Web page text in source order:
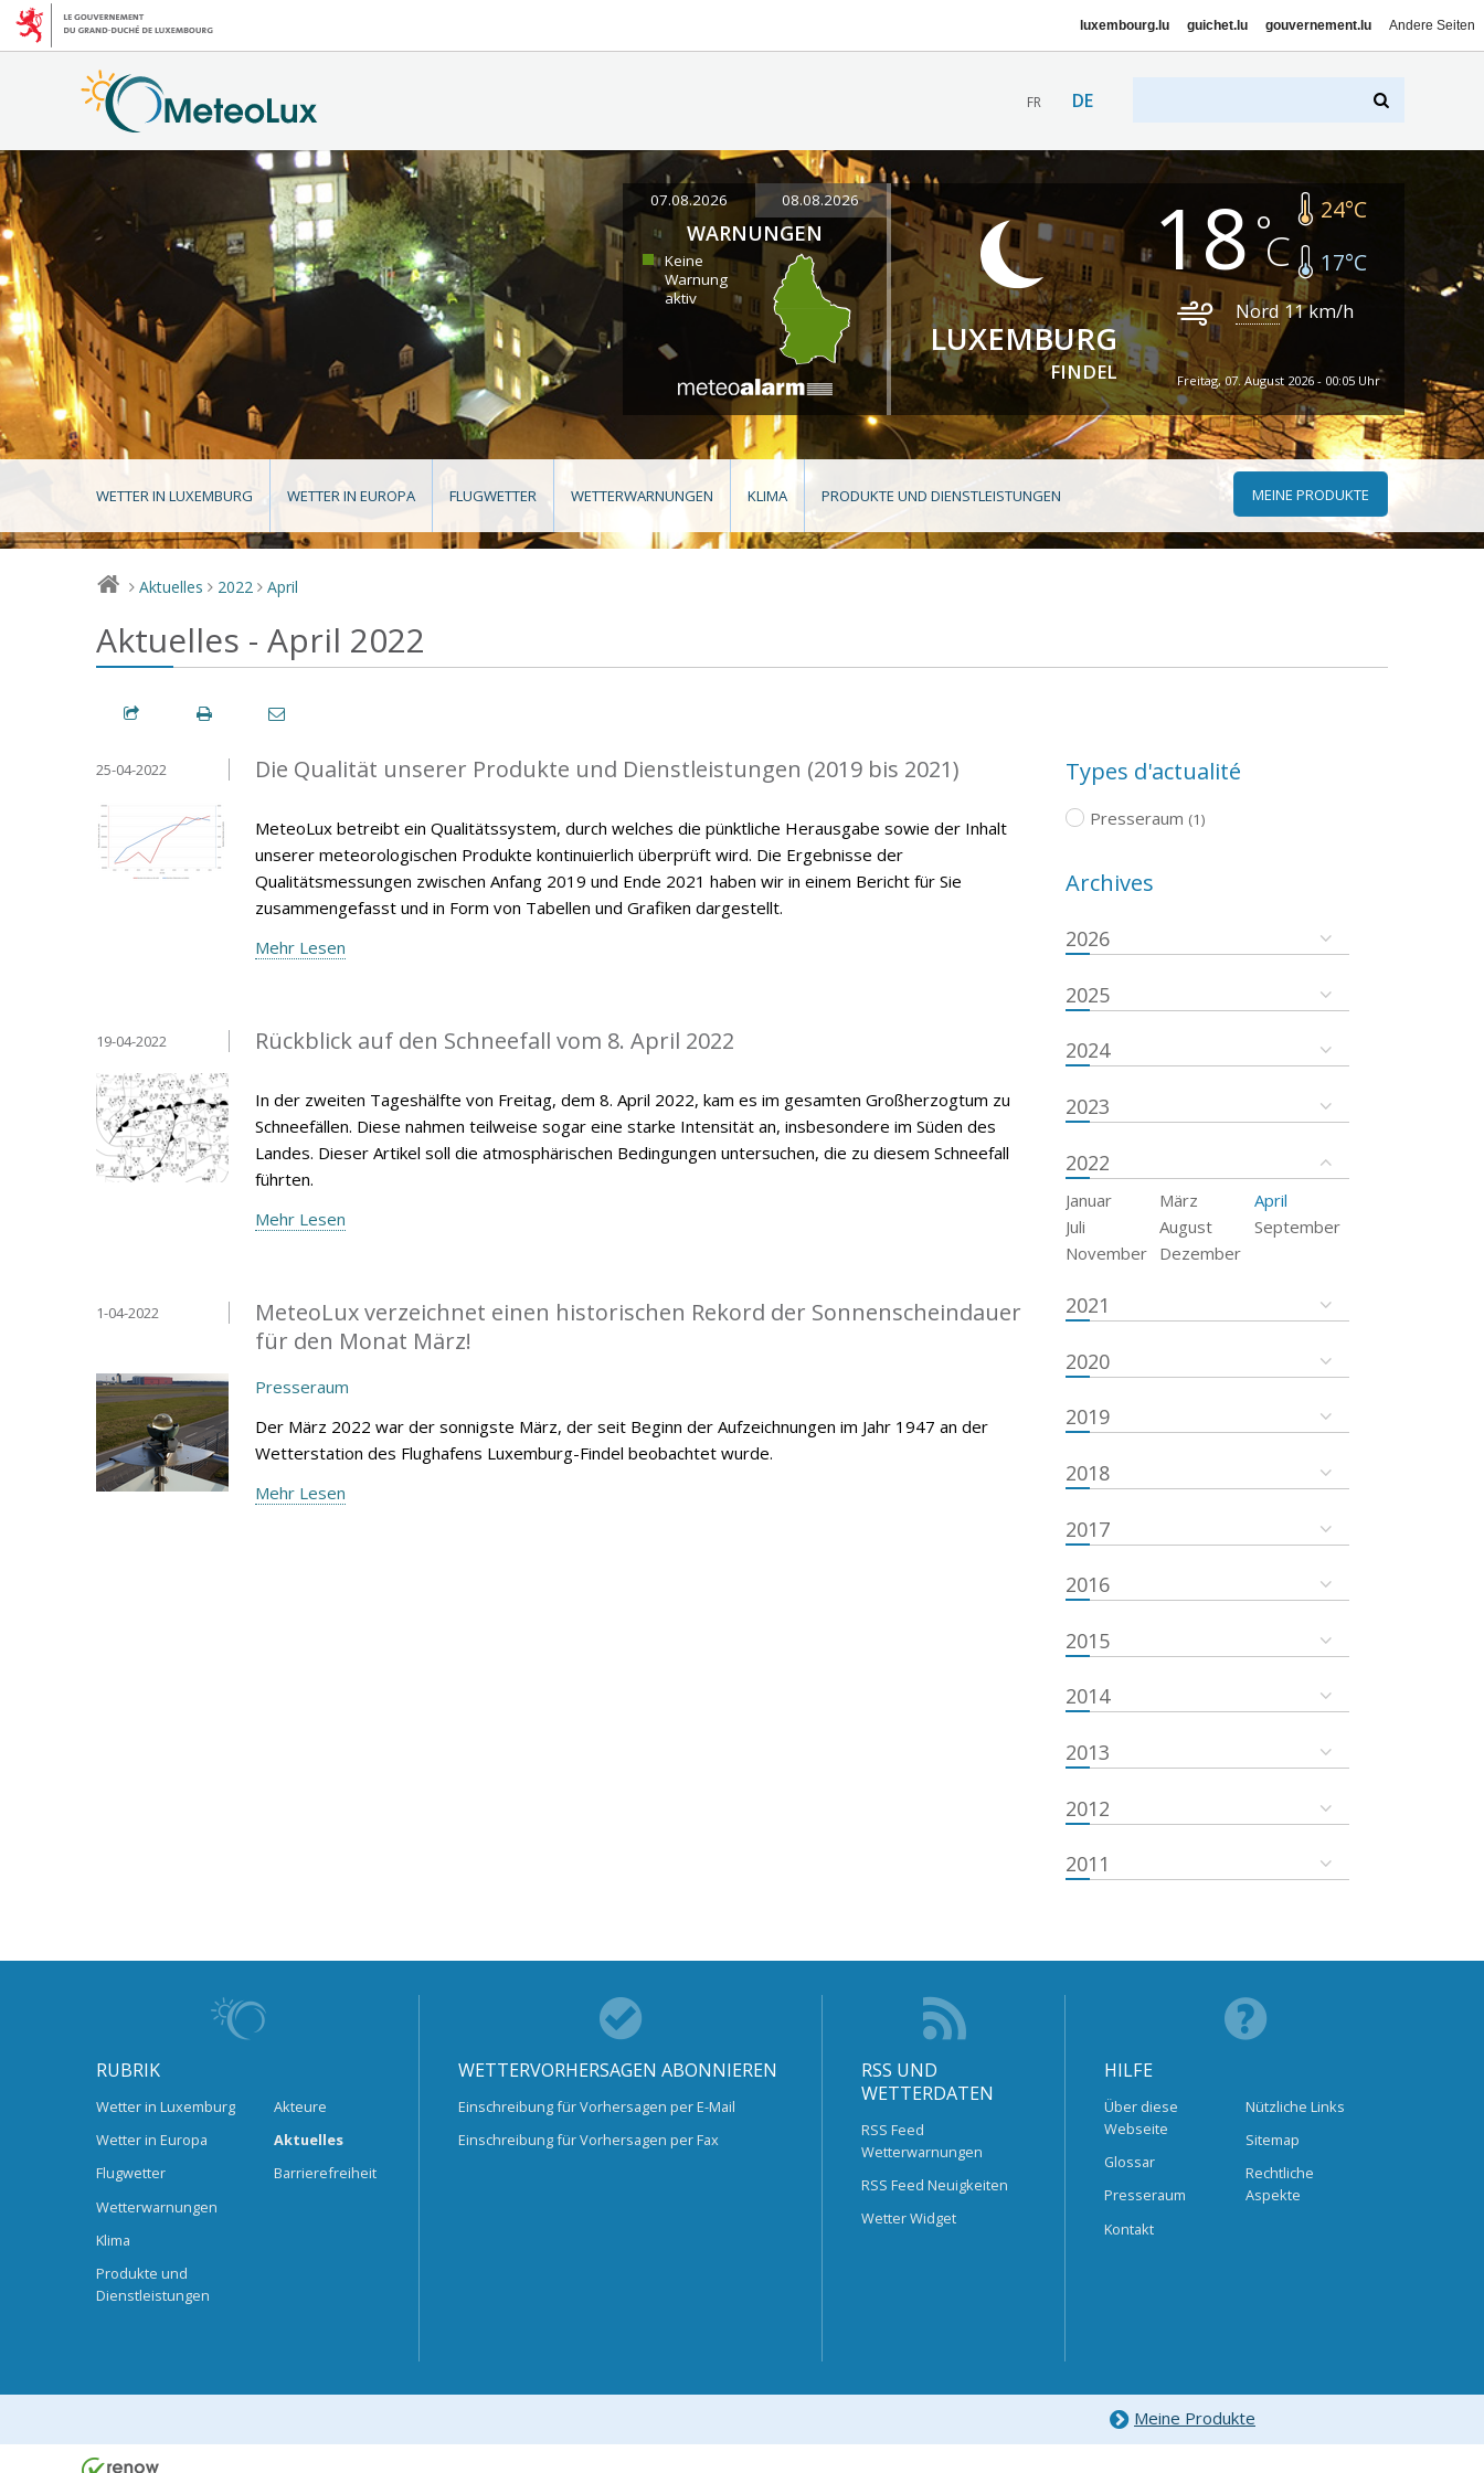
luxembourg.lu guichet.lu gouvernement.lu Andere Seiten
FR DE
07.08.2026 08.08.2026
WARNUNGEN
Keine
Warnung
aktiv
LUXEMBURG
FINDEL
18 24°C
17°C
Nord 11km/h
Freitag, 07. August 2026 - 00:05 Uhr
WETTER IN LUXEMBURG WETTER IN EUROPA FLUGWETTER WETTERWARNUNGEN KLIMA PRODUKTE UND DIENSTLEISTUNGEN MEINE PRODUKTE
> Aktuelles > 2022 > April
Aktuelles - April 2022
Die Qualität unserer Produkte und Dienstleistungen (2019 bis 2021)
25-04-2022
MeteoLux betreibt ein Qualitätssystem, durch welches die pünktliche Herausgabe sowie der Inhalt
unserer meteorologischen Produkte kontinuierlich überprüft wird. Die Ergebnisse der
Qualitätsmessungen zwischen Anfang 2019 und Ende 2021 haben wir in einem Bericht für Sie
zusammengefasst und in Form von Tabellen und Grafiken dargestellt.
Mehr Lesen
Rückblick auf den Schneefall vom 8. April 2022
19-04-2022
In der zweiten Tageshälfte von Freitag, dem 8. April 2022, kam es im gesamten Großherzogtum zu
Schneefällen. Diese nahmen teilweise sogar eine starke Intensität an, insbesondere im Süden des
Landes. Dieser Artikel soll die atmosphärischen Bedingungen untersuchen, die zu diesem Schneefall
führten.
Mehr Lesen
MeteoLux verzeichnet einen historischen Rekord der Sonnenscheindauer
für den Monat März!
1-04-2022
Presseraum
Der März 2022 war der sonnigste März, der seit Beginn der Aufzeichnungen im Jahr 1947 an der
Wetterstation des Flughafens Luxemburg-Findel beobachtet wurde.
Mehr Lesen
Types d'actualité
Presseraum (1)
Archives
2026
2025
2024
2023
2022
Januar März
April
Juli
August
September
November
Dezember
2021
2020
2019
2018
2017
2016
2015
2014
2013
2012
2011
RUBRIK
Wetter in Luxemburg
Wetter in Europa
Flugwetter
Wetterwarnungen
Klima
Produkte und
Dienstleistungen
Akteure
Aktuelles
Barrierefreiheit
WETTERVORHERSAGEN ABONNIEREN
Einschreibung für Vorhersagen per E-Mail
Einschreibung für Vorhersagen per Fax
RSS UND
WETTERDATEN
RSS Feed
Wetterwarnungen
RSS Feed Neuigkeiten
Wetter Widget
HILFE
Über diese
Webseite
Glossar
Presseraum
Kontakt
Nützliche Links
Sitemap
Rechtliche
Aspekte
Meine Produkte